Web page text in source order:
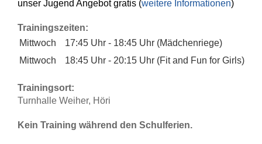
unser Jugend Angebot gratis (weitere Informationen)
Trainingszeiten:
Mittwoch
17:45 Uhr - 18:45 Uhr (Mädchenriege)
Mittwoch
18:45 Uhr - 20:15 Uhr (Fit and Fun for Girls)
Trainingsort:
Turnhalle Weiher, Höri
Kein Training während den Schulferien.